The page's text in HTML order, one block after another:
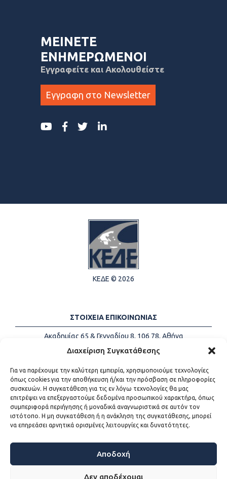
Διαχείριση Συγκατάθεσης
Για να παρέχουμε την καλύτερη εμπειρία, χρησιμοποιούμε τεχνολογίες
όπως cookies για την αποθήκευση ή/και την πρόσβαση σε πληροφορίες
συσκευών. Η συγκατάθεση για τις εν λόγω τεχνολογίες θα μας
επιτρέψει να επεξεργαστούμε δεδομένα προσωπικού χαρακτήρα, όπως
συμπεριφορά περιήγησης ή μοναδικά αναγνωριστικά σε αυτόν τον
ιστότοπο. Η μη συγκατάθεση ή η ανάκληση της συγκατάθεσης, μπορεί
να επηρεάσει αρνητικά ορισμένες λειτουργίες και δυνατότητες.
Αποδοχή
Δεν αποδέχομαι
ΜΕΙΝΕΤΕ
ΕΝΗΜΕΡΩΜΕΝΟΙ
Εγγραφείτε και Ακολουθείστε
Εγγραφη στο Newsletter
ΚΕΔΕ © 2026
ΣΤΟΙΧΕΙΑ ΕΠΙΚΟΙΝΩΝΙΑΣ
Ακαδημίας 65 & Γενναδίου 8, 106 78, Αθήνα
Τηλέφωνα:
+30 213-2147500
Email:
info@kede.gr
ΧΡΗΣΙΜΟΙ ΣΥΝΔΕΣΜΟΙ
Η ΚΕΔΕ
Sitemap
Προσβασιμότητα
Όροι χρήσης